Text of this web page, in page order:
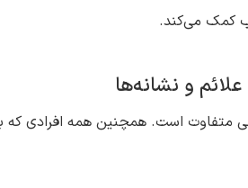
کمک می‌کند.
علائم و نشانه‌ها
است. همچنین همه افرادی که